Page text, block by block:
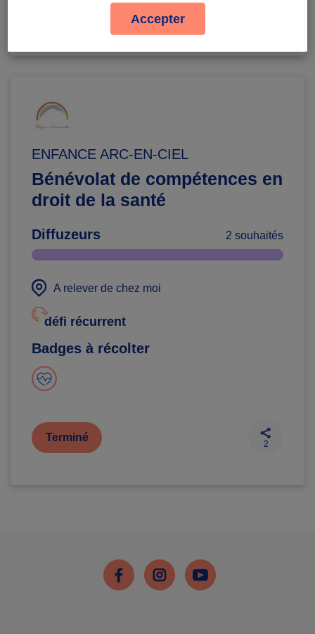
ENFANCE ARC-EN-CIEL
Bénévolat de compétences en
droit de la santé
Diffuzeurs 2 souhaités
A relever de chez moi
défi récurrent
Badges à récolter
Terminé
2
FacebookInstagramYoutube
Accepter